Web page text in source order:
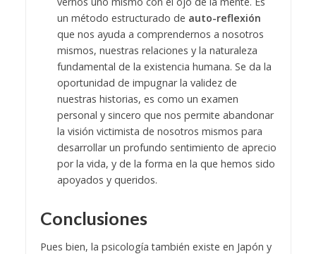
un método estructurado de auto-reflexión
que nos ayuda a comprendernos a nosotros
mismos, nuestras relaciones y la naturaleza
fundamental de la existencia humana. Se da la
oportunidad de impugnar la validez de
nuestras historias, es como un examen
personal y sincero que nos permite abandonar
la visión victimista de nosotros mismos para
desarrollar un profundo sentimiento de aprecio
por la vida, y de la forma en la que hemos sido
apoyados y queridos.
Conclusiones
Pues bien, la psicología también existe en Japón y